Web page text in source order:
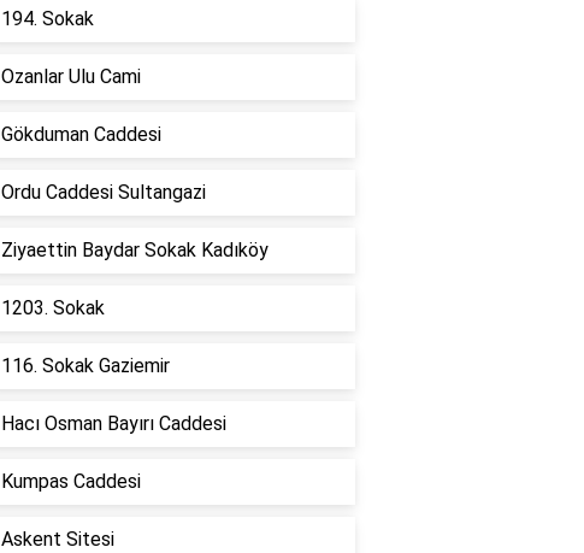
194. Sokak
Ozanlar Ulu Cami
Gökduman Caddesi
Ordu Caddesi Sultangazi
Ziyaettin Baydar Sokak Kadıköy
1203. Sokak
116. Sokak Gaziemir
Hacı Osman Bayırı Caddesi
Kumpas Caddesi
Askent Sitesi